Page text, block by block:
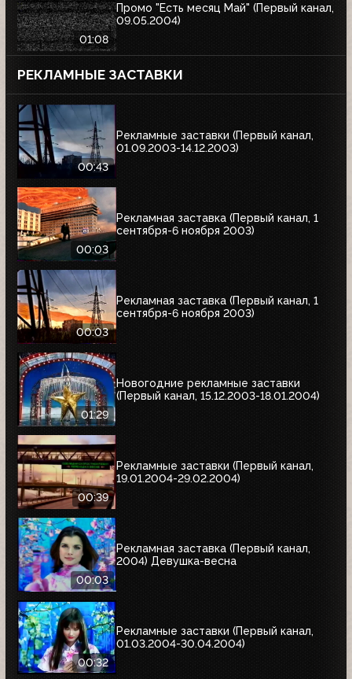
01:08
Промо "Есть месяц Май" (Первый канал,
09.05.2004)
РЕКЛАМНЫЕ ЗАСТАВКИ
00:43
Рекламные заставки (Первый канал,
01.09.2003-14.12.2003)
00:03
Рекламная заставка (Первый канал, 1
сентября-6 ноября 2003)
00:03
Рекламная заставка (Первый канал, 1
сентября-6 ноября 2003)
01:29
Новогодние рекламные заставки
(Первый канал, 15.12.2003-18.01.2004)
00:39
Рекламные заставки (Первый канал,
19.01.2004-29.02.2004)
00:03
Рекламная заставка (Первый канал,
2004) Девушка-весна
00:32
Рекламные заставки (Первый канал,
01.03.2004-30.04.2004)